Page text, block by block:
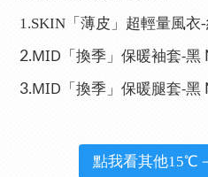
1.SKIN「薄皮」超輕量風衣
2.MID「換季」保暖袖套-黑
3.MID「換季」保暖腿套-黑
點我看其他15℃